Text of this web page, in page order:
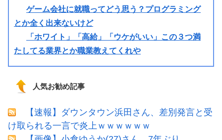
ゲーム会社に就職ってどう思う？プログラミング
とか全く出来ないけど
「ホワイト」「高給」「ウケがいい」この３つ満
たしてる業界とか職業教えてくれや
人気お勧め記事
【速報】ダウンタウン浜田さん、差別発言と受
け取られる一言で炎上ｗｗｗｗｗｗ